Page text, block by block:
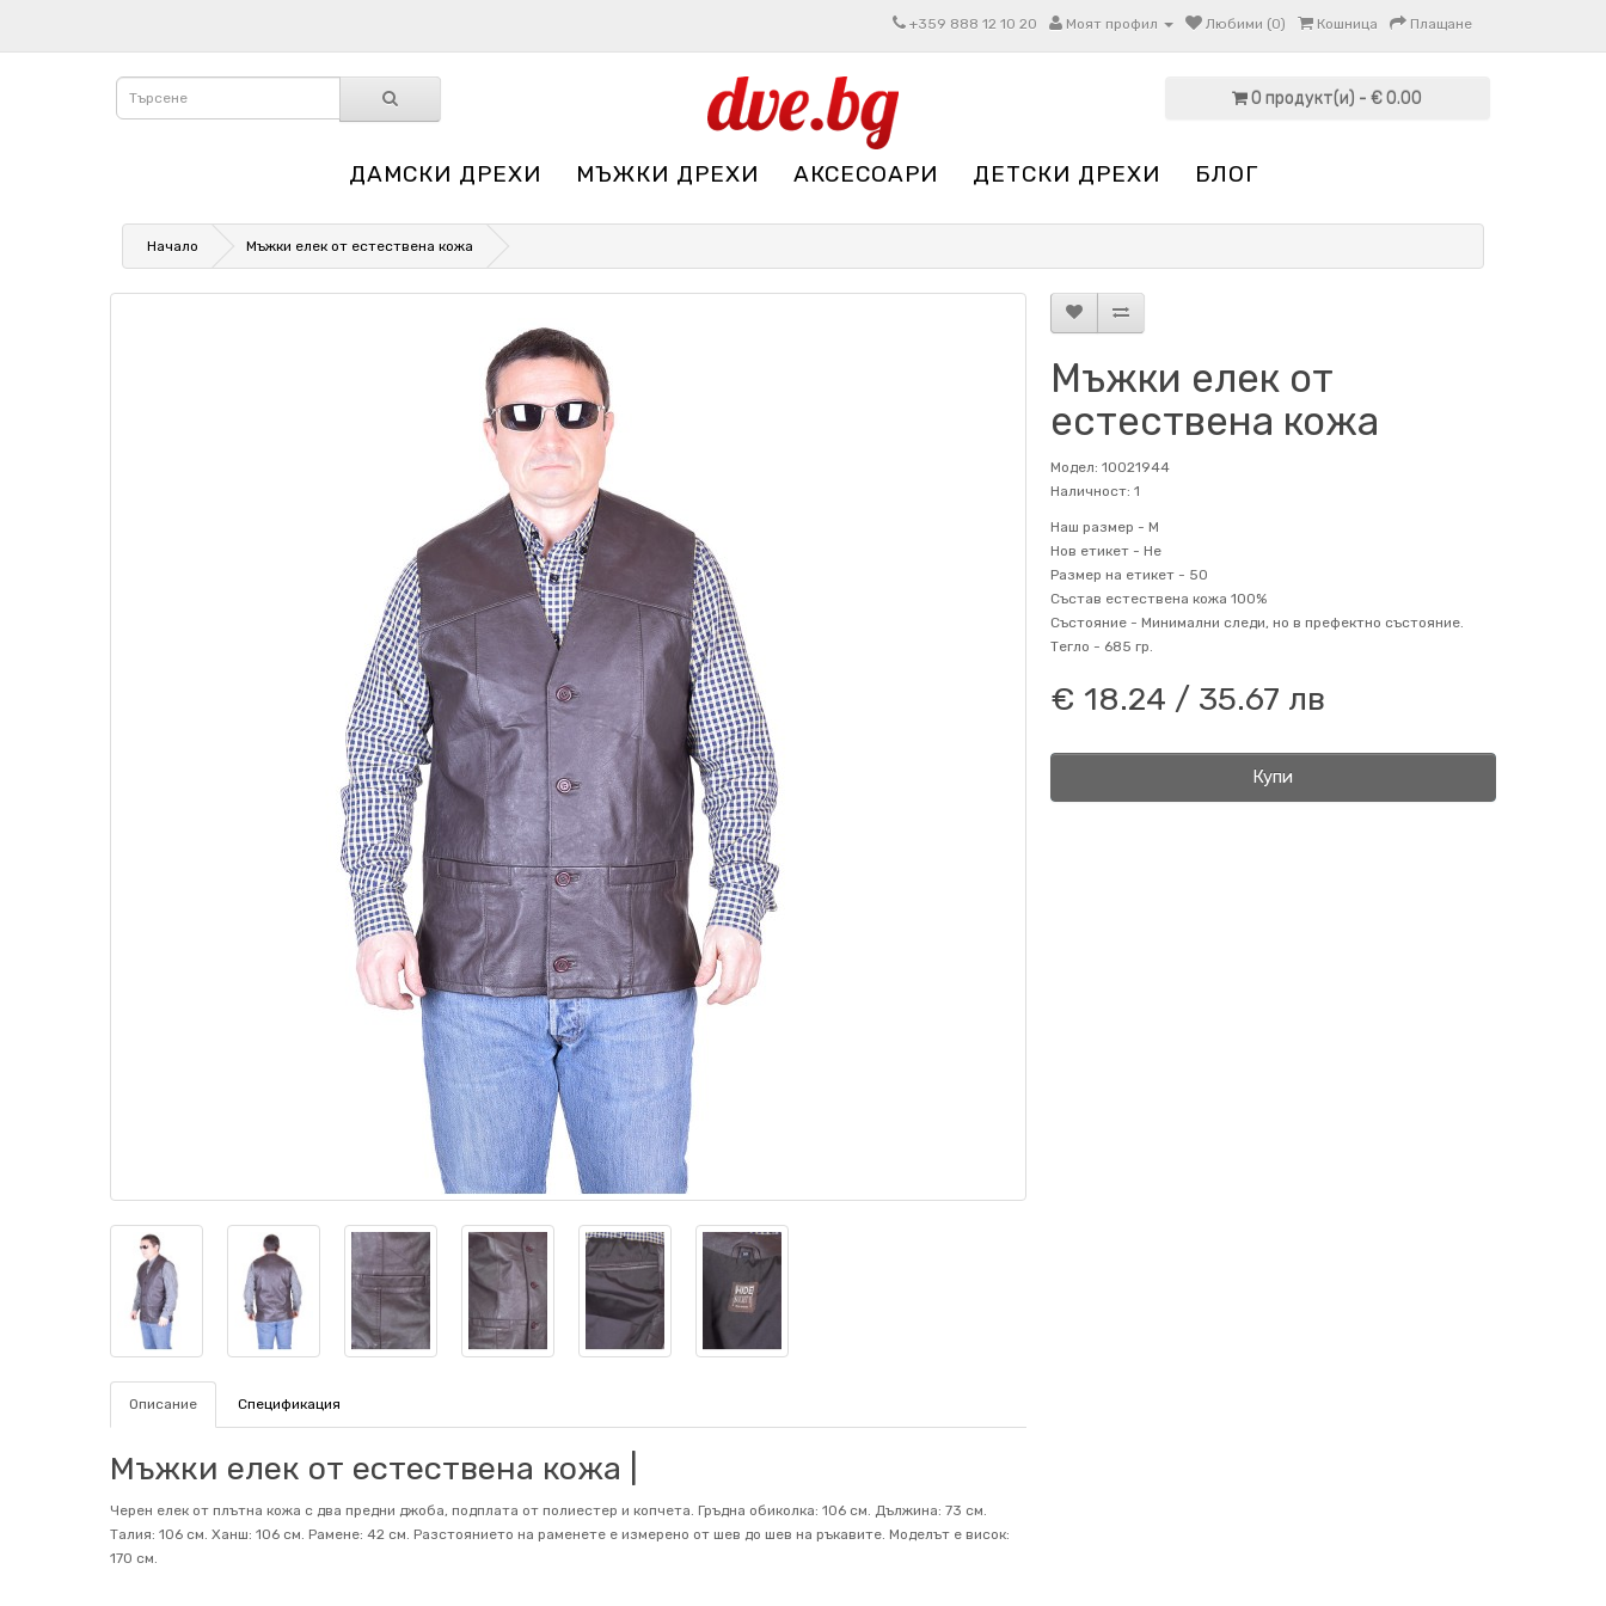
+359 888 12 10 20 Моят профил Любими (0) Кошница Плащане
0 продукт(и) - € 0.00
ДАМСКИ ДРЕХИ МЪЖКИ ДРЕХИ АКСЕСОАРИ ДЕТСКИ ДРЕХИ БЛОГ
Начало Мъжки елек от естествена кожа
Описание Спецификация
Мъжки елек от естествена кожа |
Черен елек от плътна кожа с два предни джоба, подплата от полиестер и копчета. Гръдна обиколка: 106 см. Дължина: 73 см.
Талия: 106 см. Ханш: 106 см. Рамене: 42 см. Разстоянието на раменете е измерено от шев до шев на ръкавите. Mоделът е висок:
170 см.
Мъжки елек от
естествена кожа
Модел: 10021944
Наличност: 1
Наш размер - M
Нов етикет - Не
Размер на етикет - 50
Състав естествена кожа 100%
Състояние - Минимални следи, но в префектно състояние.
Тегло - 685 гр.
€ 18.24 / 35.67 лв
Купи